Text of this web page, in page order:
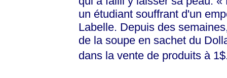
un étudiant souffrant d'un
Labelle. Depuis des
de la soupe en sachet du
dans la vente de produits à